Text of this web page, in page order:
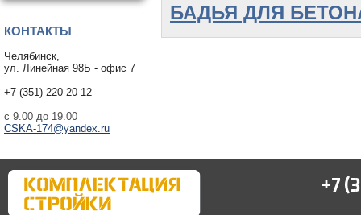
КОНТАКТЫ
Челябинск,
ул. Линейная 98Б - офис 7
+7 (351) 220-20-12
с 9.00 до 19.00
CSKA-174@yandex.ru
БАДЬЯ ДЛЯ
+7